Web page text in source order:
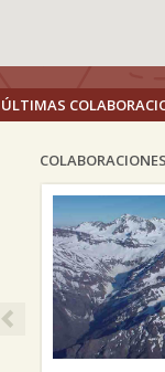
ÚLTIMAS
Previous